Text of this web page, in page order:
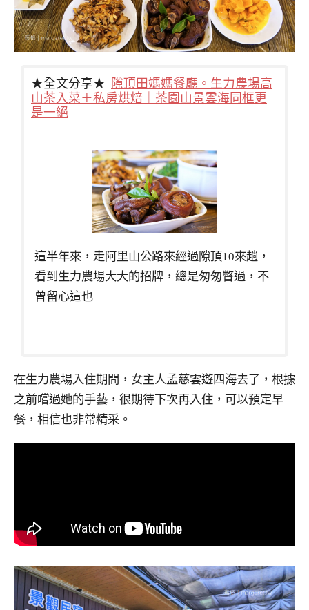
★全文分享★ 隙頂田媽媽餐廳。生力農場高
山茶入菜＋私房烘焙｜茶園山景雲海同框更
是一絕
這半年來，走阿里山公路來經過隙頂10來趟，
看到生力農場大大的招牌，總是匆匆瞥過，不
曾留心這也
在生力農場入住期間，女主人孟慈雲遊四海去了，根據
之前嚐過她的手藝，很期待下次再入住，可以預定早
餐，相信也非常精采。